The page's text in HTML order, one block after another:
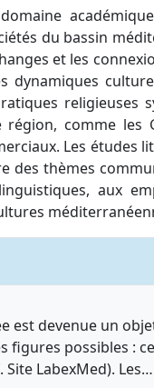
du bassin
et les
dynamiques
religieuses
comme
Les
des thèmes
aux
est devenue un
figures possibles :
Site LabexMed). Les…